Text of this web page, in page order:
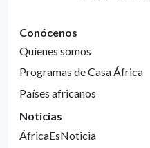
Conócenos
Quienes somos
Programas de Casa África
Países africanos
Noticias
ÁfricaEsNoticia